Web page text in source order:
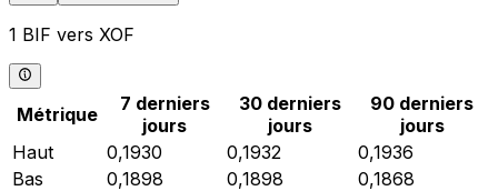
1 BIF vers XOF
Métrique
7 derniers
jours
30 derniers
jours
90 derniers
jours
Haut
0,1930 0,1932
0,1936
Bas
0,1898 0,1898
0,1868